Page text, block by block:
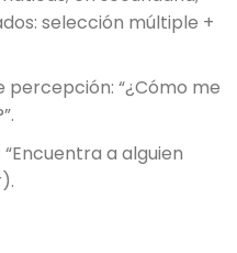
selección múltiple +
percepción: “¿Cómo me
a alguien